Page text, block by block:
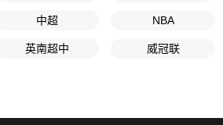
中超 NBA
英南超中 威冠联